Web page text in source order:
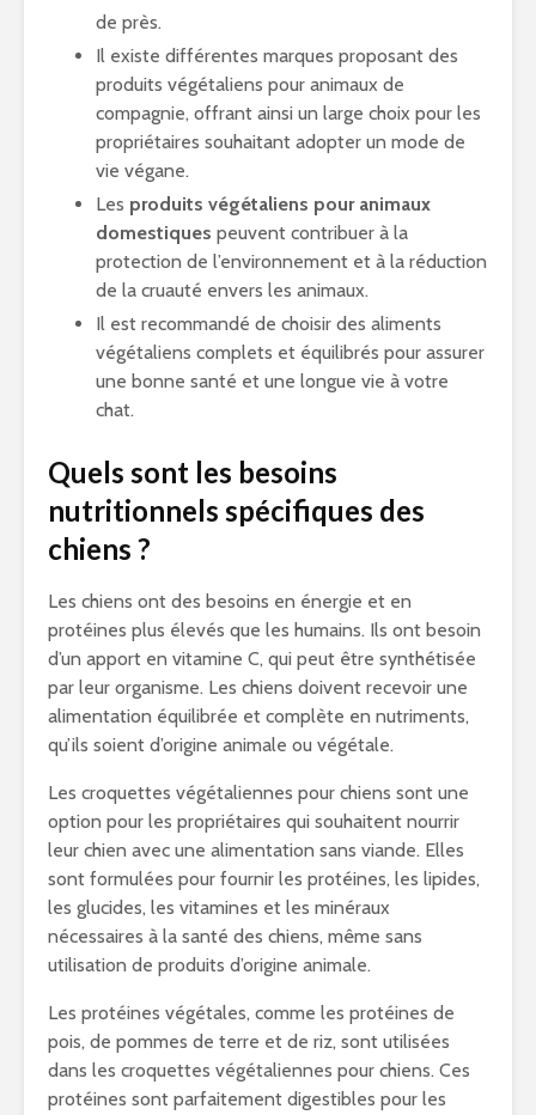
de près.
Il existe différentes marques proposant des
produits végétaliens pour animaux de
compagnie, offrant ainsi un large choix pour les
propriétaires souhaitant adopter un mode de
vie végane.
Les produits végétaliens pour animaux
domestiques peuvent contribuer à la
protection de l’environnement et à la réduction
de la cruauté envers les animaux.
Il est recommandé de choisir des aliments
végétaliens complets et équilibrés pour assurer
une bonne santé et une longue vie à votre
chat.
Quels sont les besoins
nutritionnels spécifiques des
chiens ?
Les chiens ont des besoins en énergie et en
protéines plus élevés que les humains. Ils ont besoin
d’un apport en vitamine C, qui peut être synthétisée
par leur organisme. Les chiens doivent recevoir une
alimentation équilibrée et complète en nutriments,
qu’ils soient d’origine animale ou végétale.
Les croquettes végétaliennes pour chiens sont une
option pour les propriétaires qui souhaitent nourrir
leur chien avec une alimentation sans viande. Elles
sont formulées pour fournir les protéines, les lipides,
les glucides, les vitamines et les minéraux
nécessaires à la santé des chiens, même sans
utilisation de produits d’origine animale.
Les protéines végétales, comme les protéines de
pois, de pommes de terre et de riz, sont utilisées
dans les croquettes végétaliennes pour chiens. Ces
protéines sont parfaitement digestibles pour les